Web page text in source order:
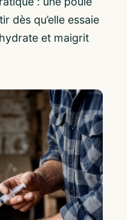
dès qu’elle essaie
et maigrit